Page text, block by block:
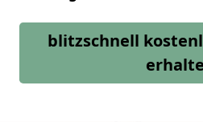
blitzschnell